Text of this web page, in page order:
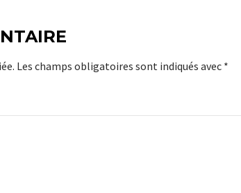
Les champs obligatoires sont indiqués avec *